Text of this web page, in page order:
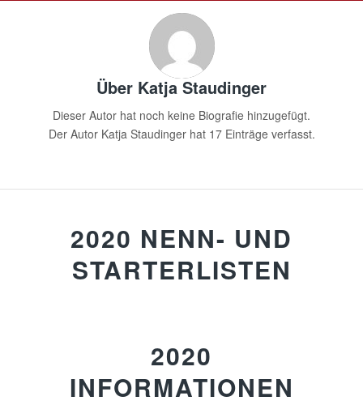
Über Katja Staudinger
Dieser Autor hat noch keine Biografie hinzugefügt.
Der Autor Katja Staudingerhat 17 Einträge verfasst.
2020 NENN- UND
STARTERLISTEN
2020
INFORMATIONEN